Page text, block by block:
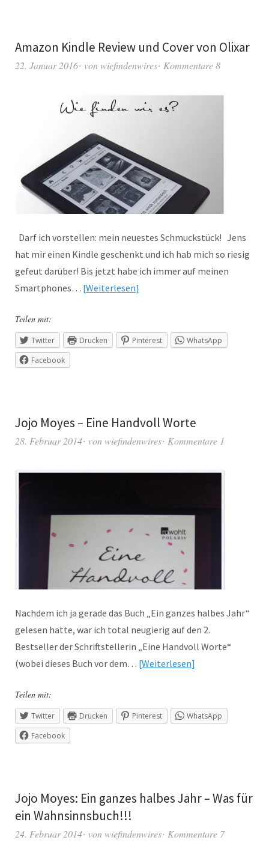
Amazon Kindle Review und Cover von Olixar
22. Januar 2016 von wiefindenwires Kommentare 8
Darf ich vorstellen: mein neuestes Schmuckstück! Jens
hat mir einen Kindle geschenkt und ich hab mich so riesig
gefeut darüber! Bis jetzt habe ich immer auf meinen
Smartphones… Weiterlesen
Teilen mit:
Twitter Drucken Pinterest
WhatsApp
Facebook
Jojo Moyes – Eine Handvoll Worte
28. Februar 2014 von wiefindenwires Kommentare 1
Nachdem ich ja gerade das Buch „Ein ganzes halbes Jahr“
gelesen hatte, war ich total neugierig auf den 2.
Bestseller der Schriftstellerin „Eine Handvoll Worte“
(wobei dieses Buch vor dem… Weiterlesen
Teilen mit:
Twitter Drucken Pinterest
WhatsApp
Facebook
Jojo Moyes: Ein ganzes halbes Jahr – Was für
ein Wahnsinnsbuch!!!
24. Februar 2014 von wiefindenwires Kommentare 7